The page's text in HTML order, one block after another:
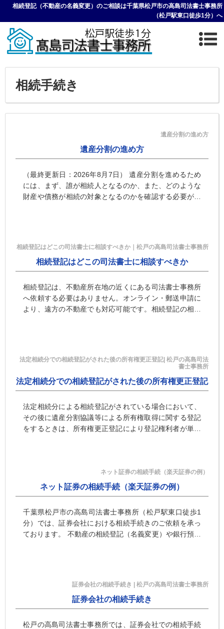
相続登記（不動産の名義変更）のご相談は千葉県松戸市の高島司法書士事務所
（松戸駅東口徒歩1分）へ
相続手続き
遺産分割の進め方
遺産分割の進め方
（最終更新日：2026年8月7日） 遺産分割を進めるため
には、まず、誰が相続人となるのか、また、どのような
財産や債務が相続の対象となるのかを確認する必要があ
相続登記はどこの司法書士に相談すべきか｜松戸の高島司法書士事務所
相続登記はどこの司法書士に相談すべきか
相続登記は、不動産所在地の近くにある司法書士事務所
へ依頼する必要はありません。オンライン・郵送申請に
より、遠方の不動産でも対応可能です。相続登記の相談
法定相続分での相続登記がされた後の所有権更正登記| 松戸の高島司法
書士事務所
法定相続分での相続登記がされた後の所有権更正登記
法定相続分による相続登記がされている場合において、
その後に遺産分割協議等による所有権取得に関する登記
をするときは、所有権更正登記により登記権利者が単独
ネット証券の相続手続（楽天証券の例）
ネット証券の相続手続（楽天証券の例）
千葉県松戸市の高島司法書士事務所（松戸駅東口徒歩1
分）では、証券会社における相続手続きのご依頼を承っ
ております。 不動産の相続登記（名義変更）や銀行預金
証券会社の相続手続き | 松戸の高島司法書士事務所
証券会社の相続手続き
松戸の高島司法書士事務所では、証券会社での相続手続